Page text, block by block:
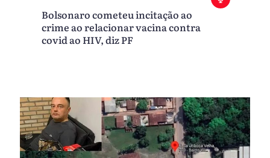
Bolsonaro cometeu incitação ao
crime ao relacionar vacina contra
covid ao HIV, diz PF